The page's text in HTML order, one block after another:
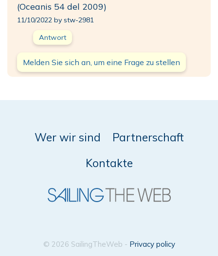
(Oceanis 54 del 2009)
11/10/2022 by stw-2981
Antwort
Melden Sie sich an, um eine Frage zu stellen
Wer wir sind
Partnerschaft
Kontakte
© 2026 SailingTheWeb - Privacy policy